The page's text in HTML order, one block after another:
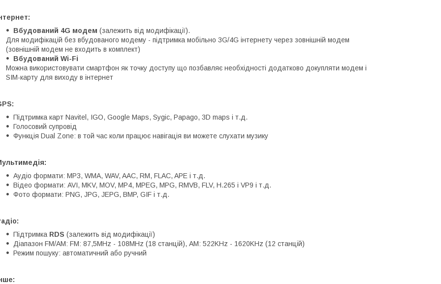
Вбудований 4G модем (залежить від модифікації).
Для модифікацій без вбудованого модему - підтримка мобільно 3G/4G інтернету через зовнішній модем
(зовнішній модем не входить в комплект)
Вбудований Wi-Fi
Можна використовувати смартфон як точку доступу що позбавляє необхідності додатково докупляти модем і
SIM-карту для виходу в інтернет
Підтримка карт Navitel, IGO, Google Maps, Sygic, Papago, 3D maps і т.д.
Голосовий супровід
Функція Dual Zone: в той час коли працює навігація ви можете слухати музику
Аудіо формати: MP3, WMA, WAV, AAC, RM, FLAC, APE і т.д.
Відео формати: AVI, MKV, MOV, MP4, MPEG, MPG, RMVB, FLV, H.265 і VP9 і т.д.
Фото формати: PNG, JPG, JEPG, BMP, GIF і т.д.
Підтримка RDS (залежить від модифікації)
Діапазон FM/AM: FM: 87,5MHz - 108MHz (18 станцій), АМ: 522KHz - 1620KHz (12 станцій)
Режим пошуку: автоматичний або ручний